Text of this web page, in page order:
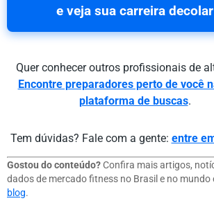
e veja sua carreira decolar
Quer conhecer outros profissionais de
Encontre preparadores perto de você
plataforma de buscas.
Tem dúvidas? Fale com a gente: entre
Gostou do conteúdo?Confira mais artigos,
dados de mercado fitness no Brasil e no mundo
blog.